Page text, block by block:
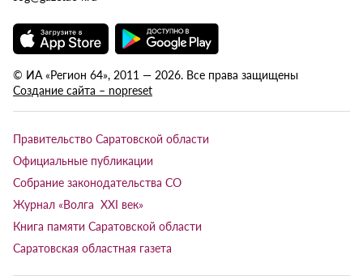
© ИА «Регион 64», 2011 — 2026. Все права защищены
Создание сайта – nopreset
Правительство Саратовской области
Официальные публикации
Собрание законодательства СО
Журнал «Волга XXI век»
Книга памяти Саратовской области
Саратовская областная газета